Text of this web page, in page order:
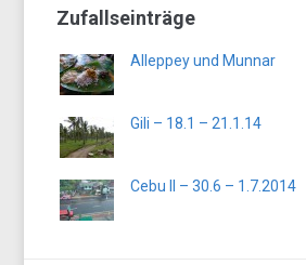
Zufallseinträge
Alleppey und Munnar
Gili – 18.1 – 21.1.14
Cebu II – 30.6 – 1.7.2014